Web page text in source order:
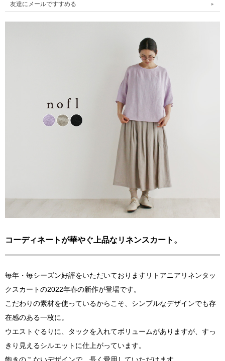
友達にメールですすめる
コーディネートが華やぐ上品なリネンスカート。
毎年・毎シーズン好評をいただいておりますリトアニアリネンタッ
クスカートの2022年春の新作が登場です。
こだわりの素材を使っているからこそ、シンプルなデザインでも存
在感のある一枚に。
ウエストぐるりに、タックを入れてボリュームがありますが、すっ
きり見えるシルエットに仕上がっています。
飽きのこないデザインで、長く愛用していただけます。